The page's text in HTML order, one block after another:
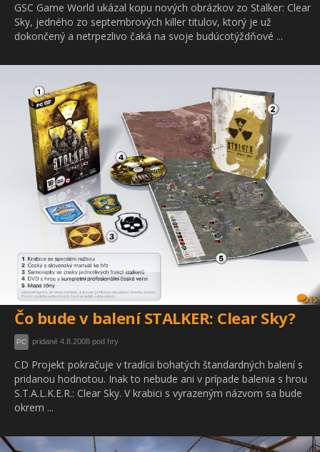
GSC Game World ukázal kopu nových obrázkov zo Stalker: Clear
Sky, jedného zo septembrových killer titulov, ktorý je už
dokončený a netrpezlivo čaká na svoje budúcotýždňové ...
15
Čo bude v balení STALKER: Clear Sky?
PC pridané 4.8.2008 pod hry
CD Projekt pokračuje v tradícii bohatých štandardných balení s
pridanou hodnotou. Inak to nebude ani v prípade balenia s hrou
S.T.A.L.K.E.R.: Clear Sky. V krabici s vyrazeným názvom sa bude
okrem ...